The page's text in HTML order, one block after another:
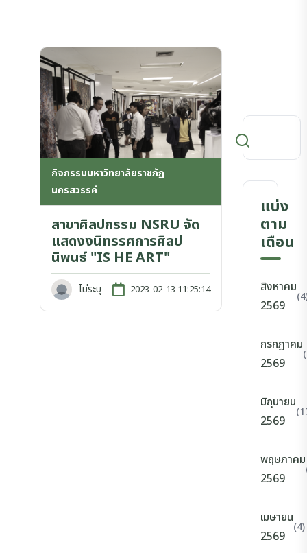
กิจกรรมมหาวิทยาลัยราชภัฏ
นครสวรรค์
สาขาศิลปกรรม NSRU จัด
แสดงงนิทรรศการศิลป
นิพนธ์ "IS HE ART"
ไม่ระบุ 2023-02-13 11:25:14
แบ่ง
ตาม
เดือน
สิงหาคม
2569
กรกฎาคม
2569
มิถุนายน
2569
พฤษภาคม
2569
เมษายน
2569
(4)